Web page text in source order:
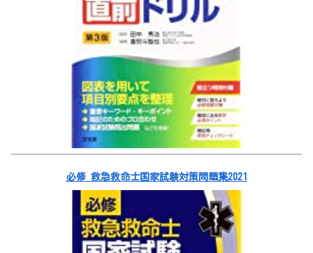
必修 救急救命士国家試験対策問題集2021